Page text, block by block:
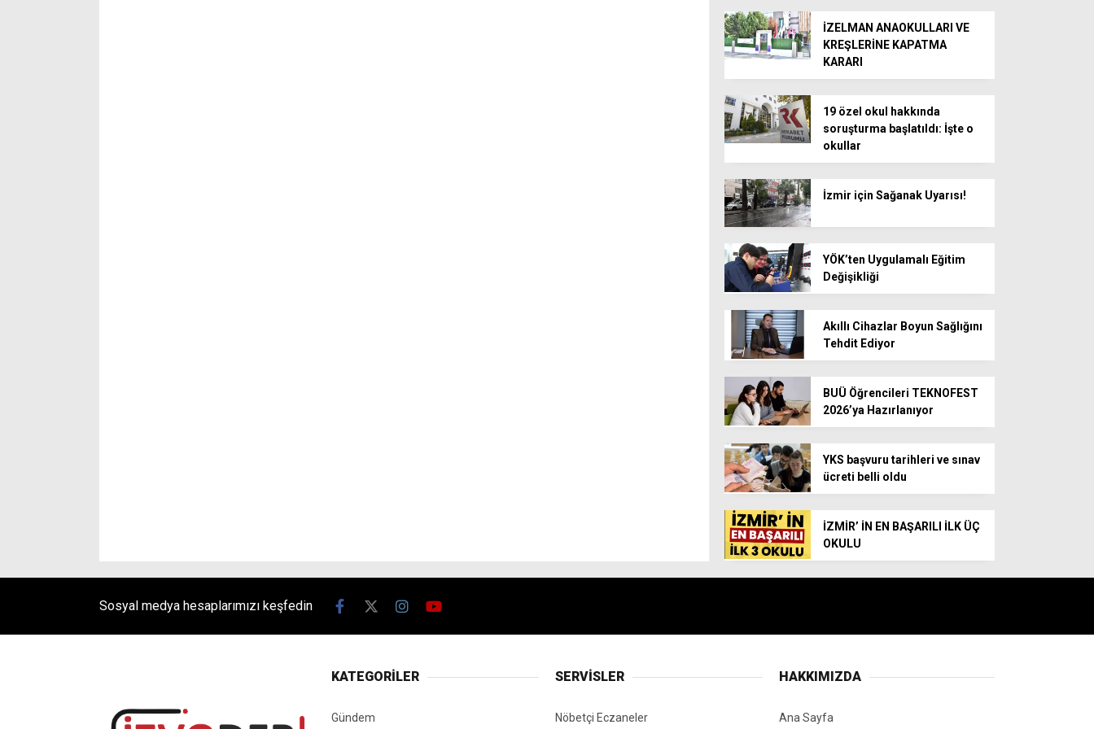
İZELMAN ANAOKULLARI VE
KREŞLERİNE KAPATMA
KARARI
19 özel okul hakkında
soruşturma başlatıldı: İşte o
okullar
İzmir için Sağanak Uyarısı!
YÖK’ten Uygulamalı Eğitim
Değişikliği
Akıllı Cihazlar Boyun Sağlığını
Tehdit Ediyor
BUÜ Öğrencileri TEKNOFEST
2026’ya Hazırlanıyor
YKS başvuru tarihleri ve sınav
ücreti belli oldu
İZMİR’ İN EN BAŞARILI İLK ÜÇ
OKULU
Sosyal medya hesaplarımızı keşfedin
KATEGORİLER
Gündem
SERVİSLER
Nöbetçi Eczaneler
HAKKIMIZDA
Ana Sayfa